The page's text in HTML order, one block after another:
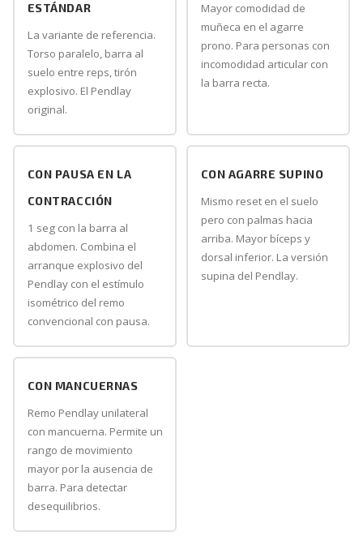
ESTÁNDAR
La variante de referencia.
Torso paralelo, barra al
suelo entre reps, tirón
explosivo. El Pendlay
original.
Mayor comodidad de
muñeca en el agarre
prono. Para personas con
incomodidad articular con
la barra recta.
CON PAUSA EN LA
CONTRACCIÓN
1 seg con la barra al
abdomen. Combina el
arranque explosivo del
Pendlay con el estímulo
isométrico del remo
convencional con pausa.
CON AGARRE SUPINO
Mismo reset en el suelo
pero con palmas hacia
arriba. Mayor bíceps y
dorsal inferior. La versión
supina del Pendlay.
CON MANCUERNAS
Remo Pendlay unilateral
con mancuerna. Permite un
rango de movimiento
mayor por la ausencia de
barra. Para detectar
desequilibrios.